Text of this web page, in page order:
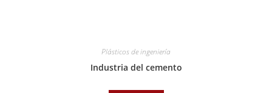
Plásticos de ingeniería
Industria del cemento